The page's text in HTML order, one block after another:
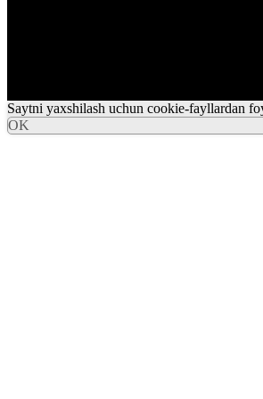
Saytni yaxshilash uchun cookie-fayllardan
OK